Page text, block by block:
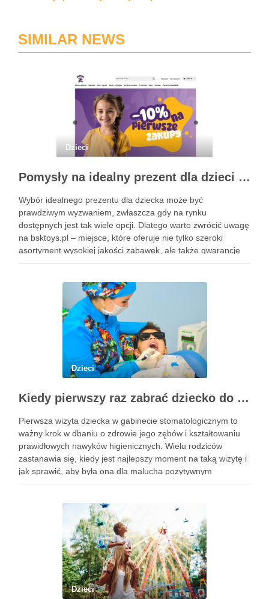
SIMILAR NEWS
Dzieci
Pomysły na idealny prezent dla dzieci z BSKToys
Wybór idealnego prezentu dla dziecka może być
prawdziwym wyzwaniem, zwłaszcza gdy na rynku
dostępnych jest tak wiele opcji. Dlatego warto zwrócić uwagę
na bsktoys.pl – miejsce, które oferuje nie tylko szeroki
asortyment wysokiej jakości zabawek, ale także gwarancję
bezpieczeństwa i trwałości. Każdy rodzic pragnie, aby jego
Dzieci
Kiedy pierwszy raz zabrać dziecko do dentysty? Wskazówki dla rodziców
Pierwsza wizyta dziecka w gabinecie stomatologicznym to
ważny krok w dbaniu o zdrowie jego zębów i kształtowaniu
prawidłowych nawyków higienicznych. Wielu rodziców
zastanawia się, kiedy jest najlepszy moment na taką wizytę i
jak sprawić, aby była ona dla malucha pozytywnym
doświadczeniem. Na te pytania odpowiada doświadczony
Dzieci